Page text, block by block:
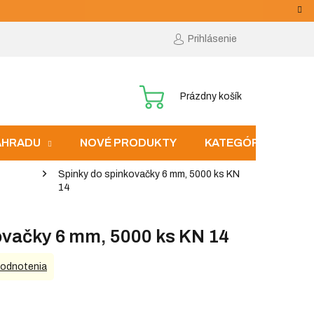
Prihlásenie
NÁKUPNÝ
Prázdny košík
NOVÉ PRODUKTY KATEGÓRIE
Spinky do spinkovačky 6 mm, 5000 ks KN
14
6 mm, 5000 ks KN 14